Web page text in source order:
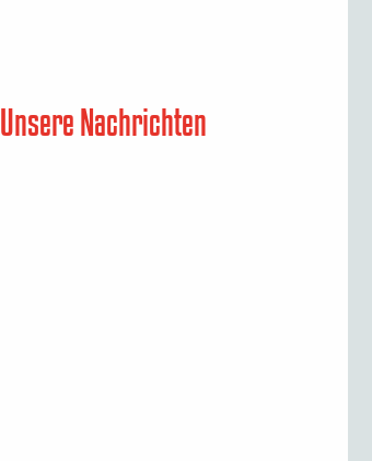
Unsere Nachrichten